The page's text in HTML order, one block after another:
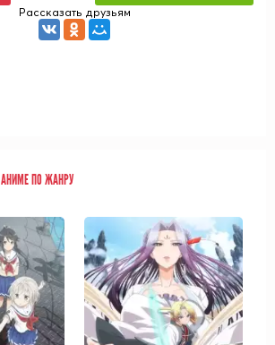
Рассказать друзьям
АНИМЕ ПО ЖАНРУ